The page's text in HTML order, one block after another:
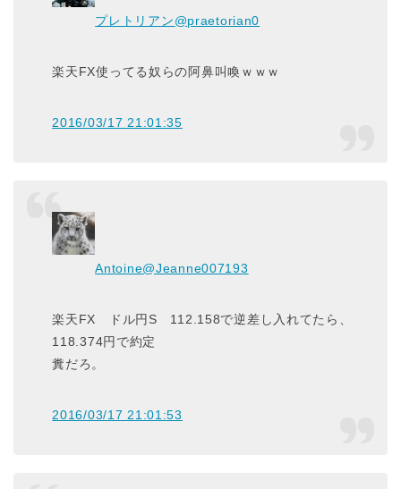
プレトリアン@praetorian0
楽天FX使ってる奴らの阿鼻叫喚ｗｗｗ
2016/03/17 21:01:35
Antoine@Jeanne007193
楽天FX ドル円S 112.158で逆差し入れてたら、
118.374円で約定
糞だろ。
2016/03/17 21:01:53